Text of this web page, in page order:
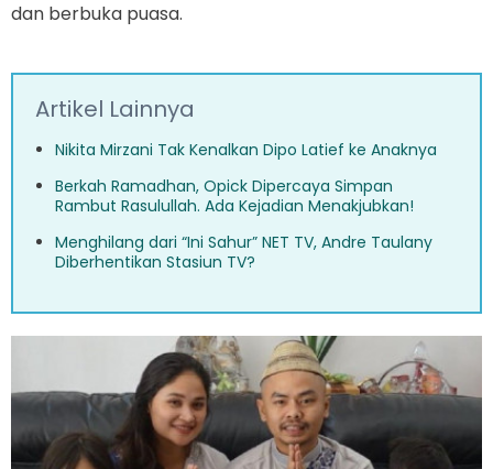
dan berbuka puasa.
Artikel Lainnya
Nikita Mirzani Tak Kenalkan Dipo Latief ke Anaknya
Berkah Ramadhan, Opick Dipercaya Simpan
Rambut Rasulullah. Ada Kejadian Menakjubkan!
Menghilang dari “Ini Sahur” NET TV, Andre Taulany
Diberhentikan Stasiun TV?